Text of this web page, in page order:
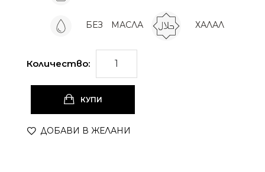
БЕЗ МАСЛА ХАЛАЛ
Количество:
КУПИ
ДОБАВИ В ЖЕЛАНИ